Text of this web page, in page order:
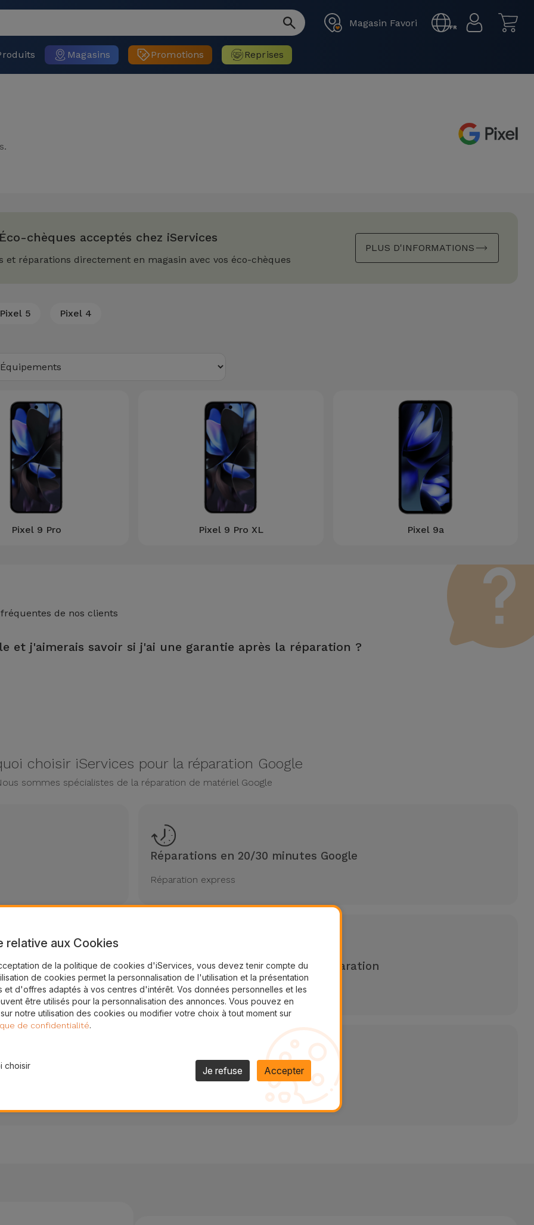
Magasin Favori FR
Magasins Promotions Reprises
Éco-chèques acceptés chez iServices
et réparations directement en magasin avec vos éco-chèques
PLUS D'INFORMATIONS
Pixel 5 Pixel 4
Pixel 9 Pro Pixel 9 Pro XL Pixel 9a
de nos clients
et j'aimerais savoir si j'ai une garantie après la réparation ?
choisir iServices pour la réparation Google
sommes spécialistes de la réparation de matériel Google
Réparations en 20/30 minutes Google
Réparation express
2 ans
Toujours disponibles pour une réparation
Veuillez consulter nos horaires
relative aux Cookies
de la politique de cookies d'iServices, vous devez tenir compte du
de cookies permet la personnalisation de l'utilisation et la présentation
et d'offres adaptés à vos centres d'intérêt. Vos données personnelles et les
être utilisés pour la personnalisation des annonces. Vous pouvez en
notre utilisation des cookies ou modifier votre choix à tout moment sur
de confidentialité.
choisir Je refuse Accepter